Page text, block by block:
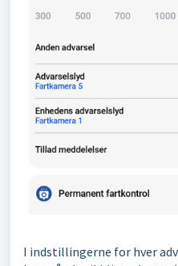
I indstillingerne for hver